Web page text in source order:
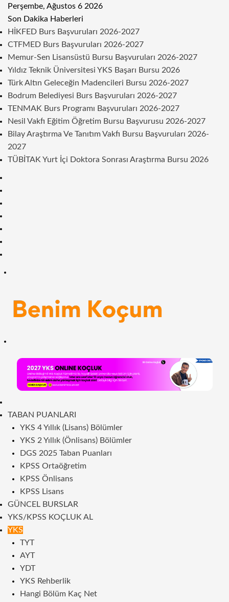
Perşembe, Ağustos 6 2026
Son Dakika Haberleri
HİKFED Burs Başvuruları 2026-2027
CTFMED Burs Başvuruları 2026-2027
Memur-Sen Lisansüstü Bursu Başvuruları 2026-2027
Yıldız Teknik Üniversitesi YKS Başarı Bursu 2026
Türk Altın Geleceğin Madencileri Bursu 2026-2027
Bodrum Belediyesi Burs Başvuruları 2026-2027
TENMAK Burs Programı Başvuruları 2026-2027
Nesil Vakfı Eğitim Öğretim Bursu Başvurusu 2026-2027
Bilay Araştırma Ve Tanıtım Vakfı Bursu Başvuruları 2026-
2027
TÜBİTAK Yurt İçi Doktora Sonrası Araştırma Bursu 2026
TABAN PUANLARI
YKS 4 Yıllık (Lisans) Bölümler
YKS 2 Yıllık (Önlisans) Bölümler
DGS 2025 Taban Puanları
KPSS Ortaöğretim
KPSS Önlisans
KPSS Lisans
GÜNCEL BURSLAR
YKS/KPSS KOÇLUK AL
YKS
TYT
AYT
YDT
YKS Rehberlik
Hangi Bölüm Kaç Net